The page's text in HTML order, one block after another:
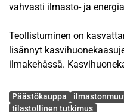
vahvasti ilmasto- ja
Teollistuminen on
lisännyt
ilmakehässä.
muita muutoksia
torjuntaan on kehitetty
Avainsanat
Päästökauppa
tilastollinen tutkimus